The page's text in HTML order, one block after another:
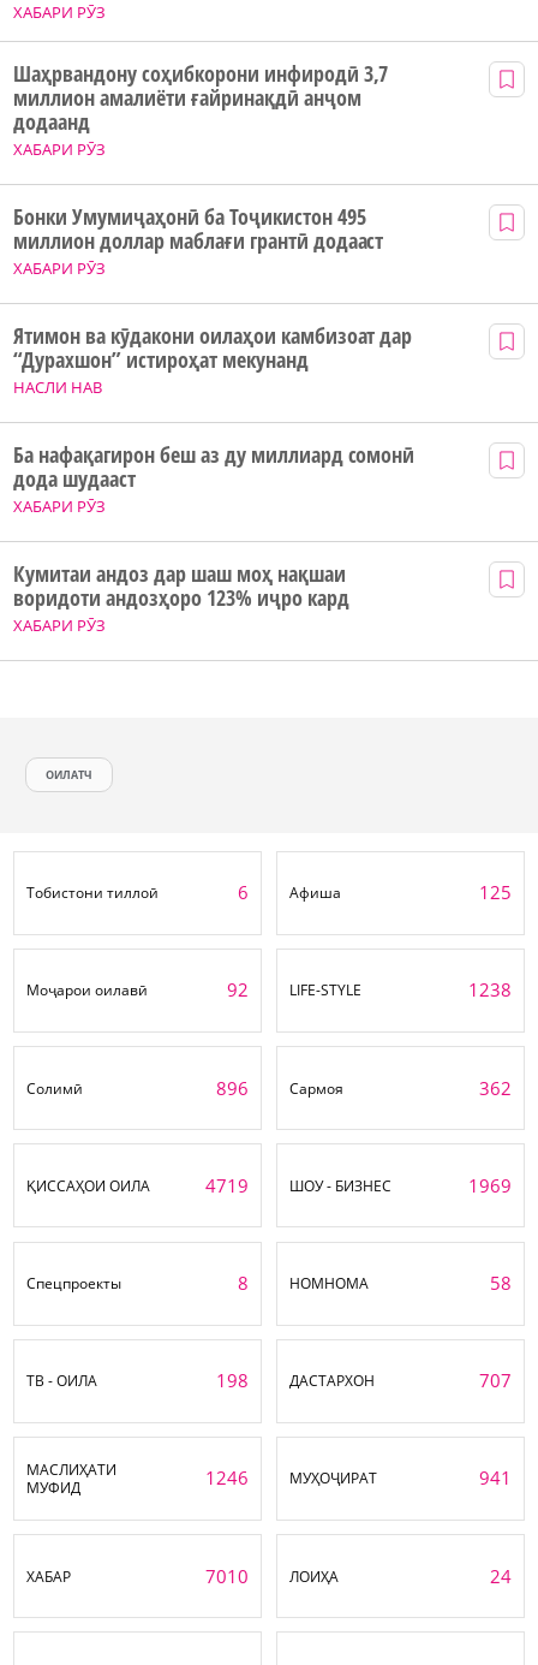
ХАБАРИ РӮЗ
ХАБАРИ РӮЗ
Шаҳрвандону соҳибкорони инфиродӣ 3,7
миллион амалиёти ғайринақдӣ анҷом
додаанд
ХАБАРИ РӮЗ
Бонки Умумиҷаҳонӣ ба Тоҷикистон 495
миллион доллар маблағи грантӣ додааст
НАСЛИ НАВ
Ятимон ва кӯдакони оилаҳои камбизоат дар
“Дурахшон” истироҳат мекунанд
ХАБАРИ РӮЗ
Ба нафақагирон беш аз ду миллиард сомонӣ
дода шудааст
ХАБАРИ РӮЗ
Кумитаи андоз дар шаш моҳ нақшаи
воридоти андозҳоро 123% иҷро кард
ОИЛАТЧ
Тобистони тиллоӣ 6 Афиша 125
Моҷарои оилавӣ 92 LIFE-STYLE 1238
Солимӣ 896 Сармоя 362
ҚИССАҲОИ ОИЛА 4719 ШОУ - БИЗНЕС 1969
Спецпроекты 8 НОМНОМА 58
ТВ - ОИЛА 198 ДАСТАРХОН 707
МАСЛИҲАТИ
МУФИД
1246 МУҲОҶИРАТ 941
ХАБАР 7010 ЛОИҲА 24